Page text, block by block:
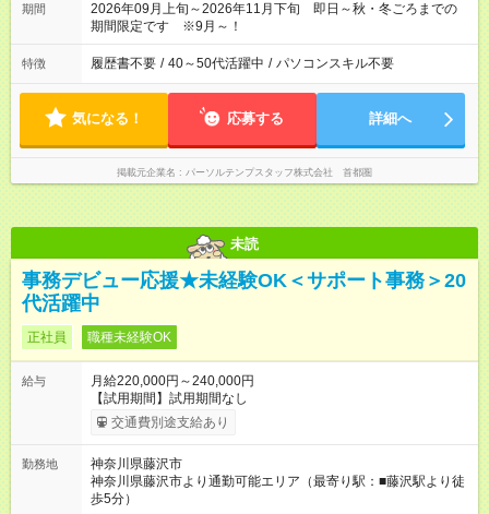
期間
2026年09月上旬～2026年11月下旬 即日～秋・冬ごろまでの
期間限定です ※9月～！
特徴 履歴書不要 / 40～50代活躍中 / パソコンスキル不要
気になる！ 応募する 詳細へ
掲載元企業名 パーソルテンプスタッフ株式会社 首都圏
未読
事務デビュー応援★未経験OK＜サポート事務＞20
代活躍中
正社員 職種未経験OK
給与
月給220,000円～240,000円
【試用期間】試用期間なし
交通費別途支給あり
勤務地
神奈川県藤沢市
神奈川県藤沢市より通勤可能エリア（最寄り駅：■藤沢駅より徒
歩5分）